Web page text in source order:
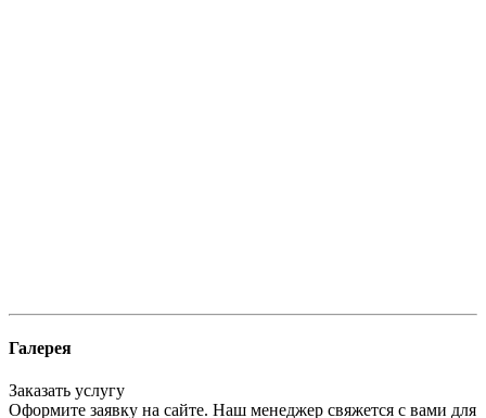
Галерея
Заказать услугу
Оформите заявку на сайте. Наш менеджер свяжется с вами для